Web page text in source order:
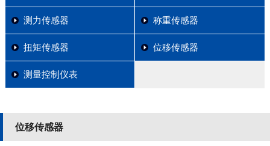
测力传感器 称重传感器
扭矩传感器 位移传感器
测量控制仪表
位移传感器